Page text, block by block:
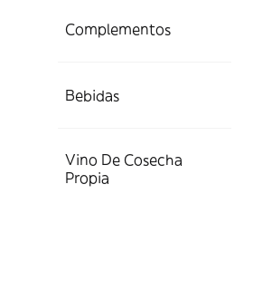
Complementos
Bebidas
Vino De Cosecha
Propia